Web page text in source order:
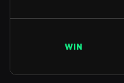
WIN